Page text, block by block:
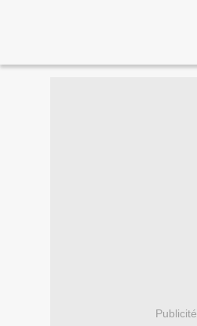
Publicité